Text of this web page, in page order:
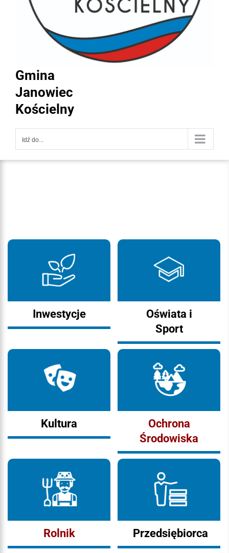
Gmina
Janowiec
Kościelny
Idź do...
Inwestycje
Oświata i
Sport
Kultura
Ochrona
Środowiska
Rolnik Przedsiębiorca